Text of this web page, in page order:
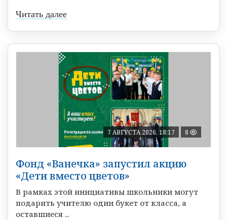
Читать далее
7 АВГУСТА 2026, 18:17 8
Фонд «Ванечка» запустил акцию
«Дети вместо цветов»
В рамках этой инициативы школьники могут
подарить учителю один букет от класса, а
оставшиеся ...